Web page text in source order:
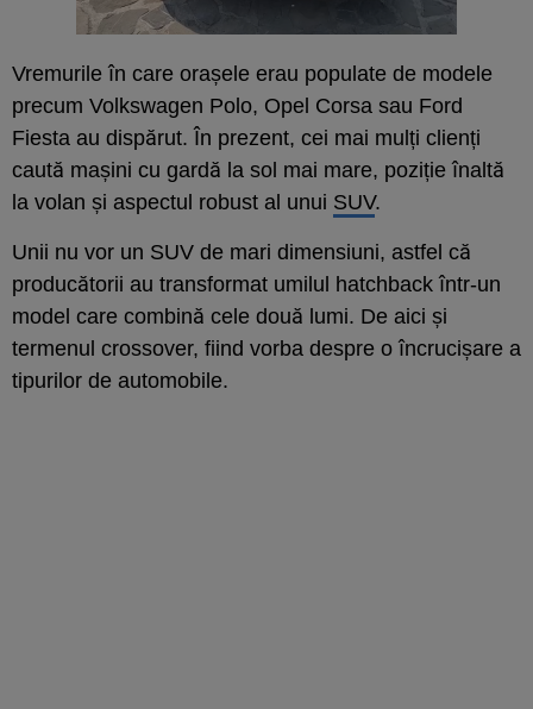
Vremurile în care orașele erau populate de modele
precum Volkswagen Polo, Opel Corsa sau Ford
Fiesta au dispărut. În prezent, cei mai mulți clienți
caută mașini cu gardă la sol mai mare, poziție înaltă
la volan și aspectul robust al unui SUV.
Unii nu vor un SUV de mari dimensiuni, astfel că
producătorii au transformat umilul hatchback într-un
model care combină cele două lumi. De aici și
termenul crossover, fiind vorba despre o încrucișare a
tipurilor de automobile.